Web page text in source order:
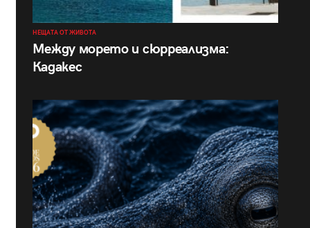
НЕЩАТА ОТ ЖИВОТА
Между морето и сюрреализма:
Кадакес